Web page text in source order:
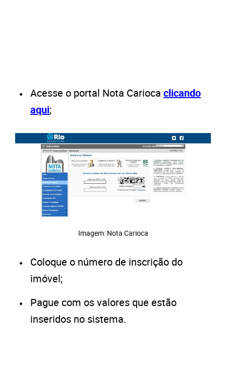
Acesse o portal Nota Carioca clicando
aqui;
Imagem: Nota Carioca
Coloque o número de inscrição do
imóvel;
Pague com os valores que estão
inseridos no sistema.